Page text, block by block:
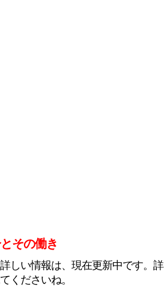
その働き
しい情報は、現在更新中です。詳
くださいね。